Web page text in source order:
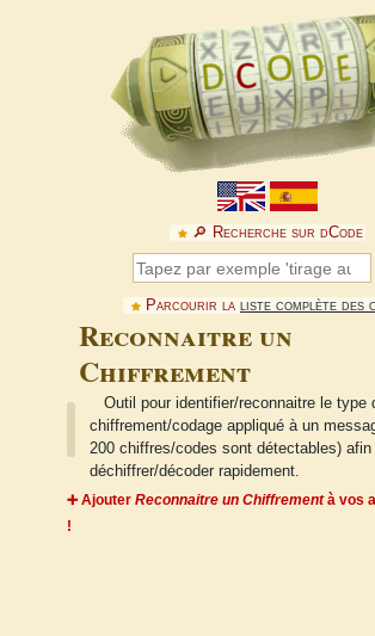
🔎︎ Recherche sur dCode
Parcourir la liste complète des
Reconnaitre un
Chiffrement
Outil pour identifier/reconnaitre le type
chiffrement/codage appliqué à un
200 chiffres/codes sont détectables) afin
déchiffrer/décoder rapidement.
➕ Ajouter Reconnaitre un Chiffrementà vos
!